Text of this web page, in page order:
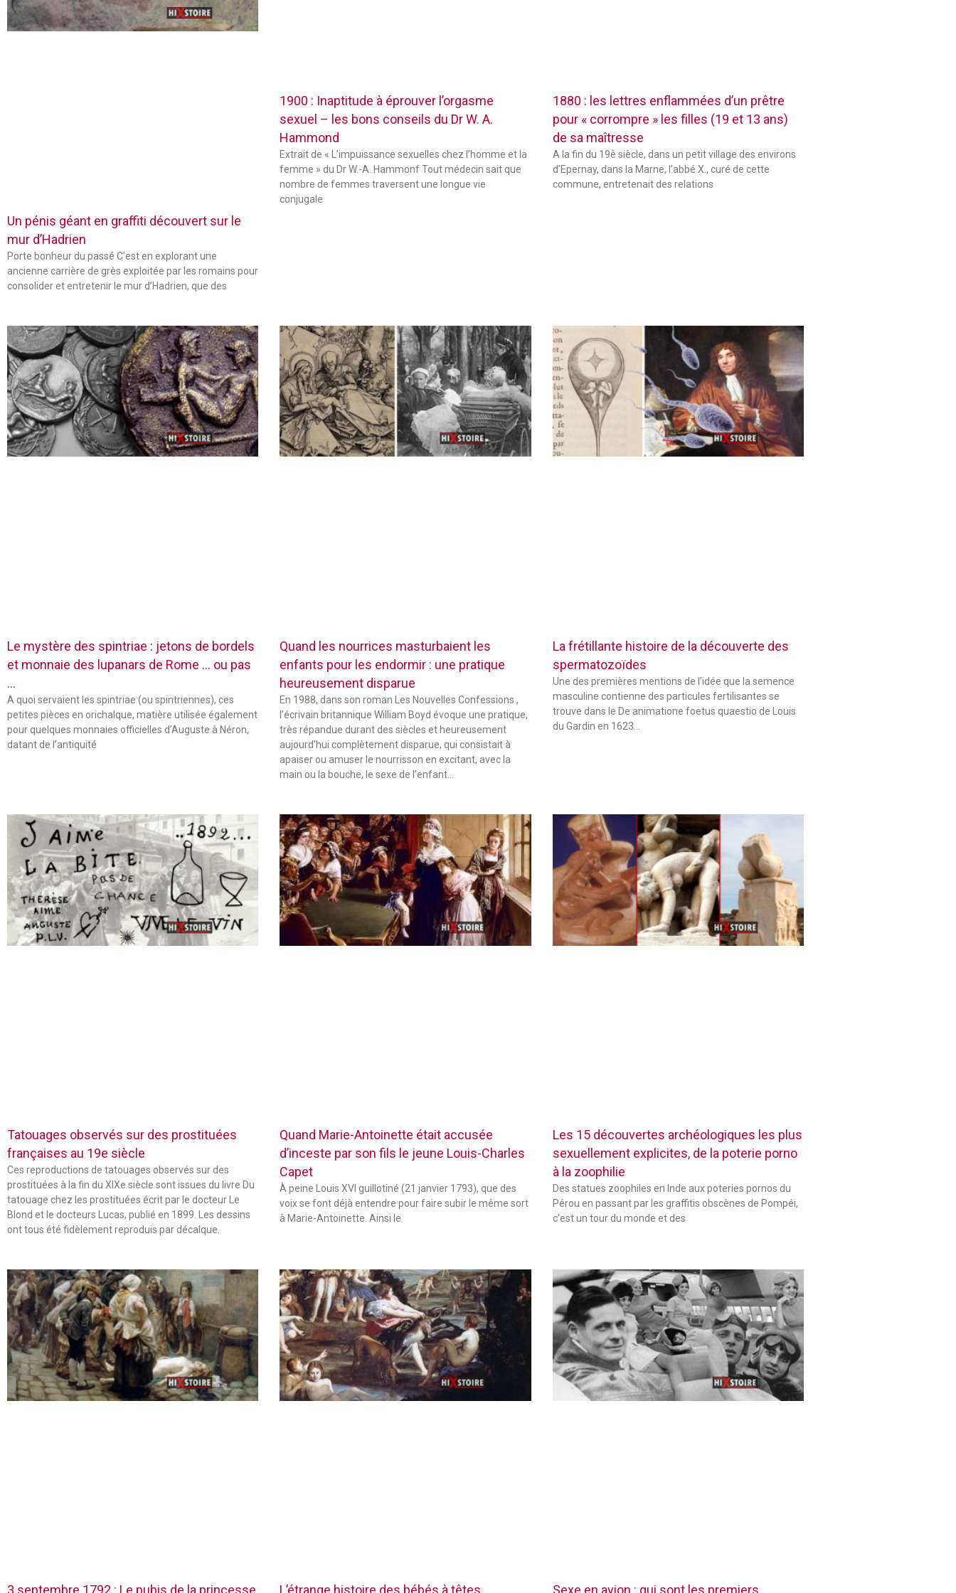
Un pénis géant en graffiti découvert sur le
mur d’Hadrien
Porte bonheur du passé C’est en explorant une
ancienne carrière de grès exploitée par les romains pour
consolider et entretenir le mur d’Hadrien, que des
1900 : Inaptitude à éprouver l’orgasme
sexuel – les bons conseils du Dr W. A.
Hammond
Extrait de « L’impuissance sexuelles chez l’homme et la
femme » du Dr W.-A. Hammonf Tout médecin sait que
nombre de femmes traversent une longue vie
conjugale
1880 : les lettres enflammées d’un prêtre
pour « corrompre » les filles (19 et 13 ans)
de sa maîtresse
A la fin du 19è siècle, dans un petit village des environs
d’Epernay, dans la Marne, l’abbé X., curé de cette
commune, entretenait des relations
Le mystère des spintriae : jetons de bordels
et monnaie des lupanars de Rome … ou pas
…
A quoi servaient les spintriae (ou spintriennes), ces
petites pièces en orichalque, matière utilisée également
pour quelques monnaies officielles d’Auguste à Néron,
datant de l’antiquité
Quand les nourrices masturbaient les
enfants pour les endormir : une pratique
heureusement disparue
En 1988, dans son roman Les Nouvelles Confessions ,
l’écrivain britannique William Boyd évoque une pratique,
très répandue durant des siècles et heureusement
aujourd’hui complètement disparue, qui consistait à
apaiser ou amuser le nourrisson en excitant, avec la
main ou la bouche, le sexe de l’enfant…
La frétillante histoire de la découverte des
spermatozoïdes
Une des premières mentions de l’idée que la semence
masculine contienne des particules fertilisantes se
trouve dans le De animatione foetus quaestio de Louis
du Gardin en 1623…
Tatouages observés sur des prostituées
françaises au 19e siècle
Ces reproductions de tatouages observés sur des
prostituées à la fin du XIXe siècle sont issues du livre Du
tatouage chez les prostituées écrit par le docteur Le
Blond et le docteurs Lucas, publié en 1899. Les dessins
ont tous été fidèlement reproduis par décalque.
Quand Marie-Antoinette était accusée
d’inceste par son fils le jeune Louis-Charles
Capet
À peine Louis XVI guillotiné (21 janvier 1793), que des
voix se font déjà entendre pour faire subir le même sort
à Marie-Antoinette. Ainsi le
Les 15 découvertes archéologiques les plus
sexuellement explicites, de la poterie porno
à la zoophilie
Des statues zoophiles en Inde aux poteries pornos du
Pérou en passant par les graffitis obscènes de Pompéi,
c’est un tour du monde et des
3 septembre 1792 : Le pubis de la princesse L’étrange histoire des bébés à têtes Sexe en avion : qui sont les premiers